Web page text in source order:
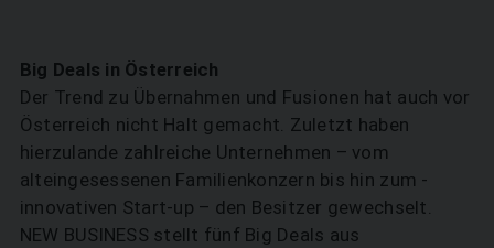
Big Deals in Österreich
Der Trend zu Übernahmen und Fusionen hat auch vor
Österreich nicht Halt gemacht. Zuletzt haben
hierzulande zahlreiche ­Unternehmen – vom
alteingesessenen Familienkonzern bis hin zum ­
innovativen Start-up – den Besitzer gewechselt.
NEW BUSINESS stellt fünf Big Deals aus